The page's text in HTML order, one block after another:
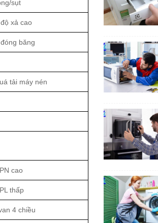
sụt
xả cao
băng
tải máy nén
cao
thấp
4 chiều